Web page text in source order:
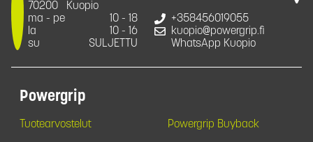
70200
Kuopio
ma - pe
10 - 18
la
10 - 16
su
SULJETTU
+358456019055
kuopio@powergrip.fi
WhatsApp Kuopio
Powergrip
Tuotearvostelut Powergrip Buyback